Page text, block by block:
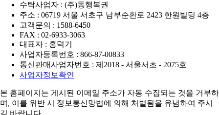
수탁사업자 : (주)동행복권
주소 : 06719 서울 서초구 남부순환로 2423 한원빌딩 4층
고객문의 : 1588-6450
FAX : 02-6933-3063
대표자 : 홍덕기
사업자등록번호 : 866-87-00833
통신판매사업자번호 : 제2018 - 서울서초 - 2075호
사업자정보확인
본 홈페이지는 게시된 이메일 주소가 자동 수집되는 것을 거부하
며, 이를 위반 시 정보통신망법에 의해 처벌됨을 유념하여 주시